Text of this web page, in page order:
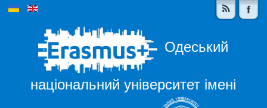
Одеський
національний університет імені